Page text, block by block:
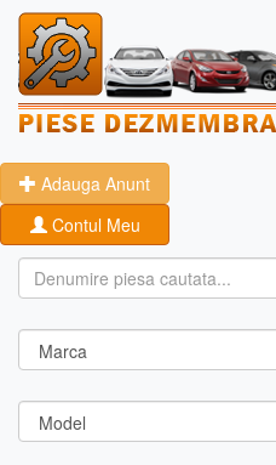
Adauga Anunt
Contul Meu